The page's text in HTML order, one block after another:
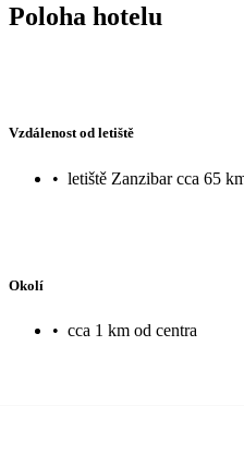
Poloha hotelu
Vzdálenost od letiště
• letiště Zanzibar cca 65
Okolí
• cca 1 km od centra